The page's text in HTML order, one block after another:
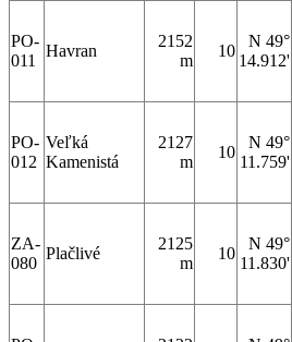
PO-
011
Havran
2152
m
10
N 49°
14.912'
PO-
012
Veľká
Kamenistá
2127
m
10
N 49°
11.759'
ZA-
080
Plačlivé
2125
m
10
N 49°
11.830'